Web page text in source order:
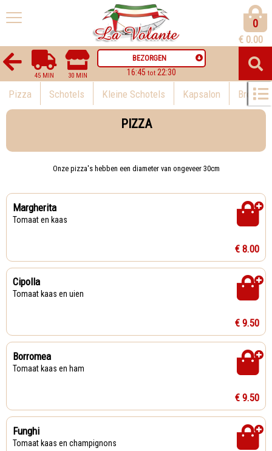
0
€ 0.00
45 MIN 30 MIN
BEZORGEN
16:45 tot 22:30
Pizza Schotels Kleine Schotels Kapsalon
PIZZA
Onze pizza's hebben een diameter van ongeveer 30cm
Margherita
Tomaat en kaas
€ 8.00
Cipolla
Tomaat kaas en uien
€ 9.50
Borromea
Tomaat kaas en ham
€ 9.50
Funghi
Tomaat kaas en champignons